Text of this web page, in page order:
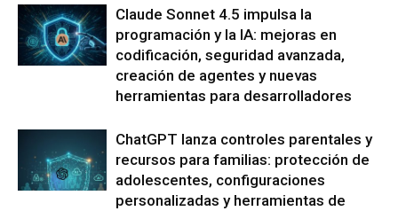
Claude Sonnet 4.5 impulsa la
programación y la IA: mejoras en
codificación, seguridad avanzada,
creación de agentes y nuevas
herramientas para desarrolladores
ChatGPT lanza controles parentales y
recursos para familias: protección de
adolescentes, configuraciones
personalizadas y herramientas de